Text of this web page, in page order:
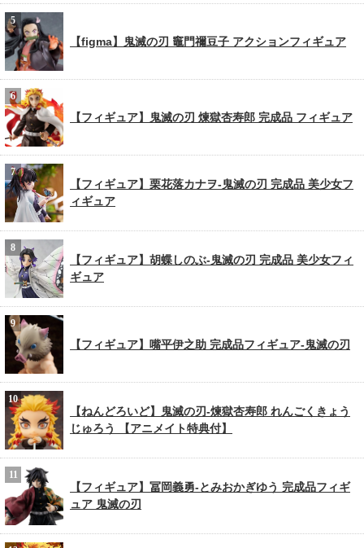
【figma】鬼滅の刃 竈門禰豆子 アクションフィギュア
【フィギュア】鬼滅の刃 煉獄杏寿郎 完成品 フィギュア
【フィギュア】栗花落カナヲ-鬼滅の刃 完成品 美少女フ
ィギュア
【フィギュア】胡蝶しのぶ-鬼滅の刃 完成品 美少女フィ
ギュア
【フィギュア】嘴平伊之助 完成品フィギュア-鬼滅の刃
【ねんどろいど】鬼滅の刃-煉獄杏寿郎 れんごくきょう
じゅろう 【アニメイト特典付】
【フィギュア】冨岡義勇-とみおかぎゆう 完成品フィギ
ュア 鬼滅の刃